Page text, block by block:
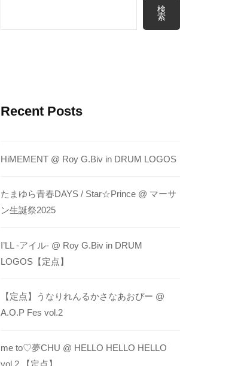
検
索
Recent Posts
HiMEMENT @ Roy G.Biv in DRUM LOGOS
たまゆら青春DAYS / Star☆Prince @ マーサ
ン生誕祭2025
I’LL -アイル- @ Roy G.Biv in DRUM
LOGOS【定点】
【定点】うなりれんるかさなあおぴー @
A.O.P Fes vol.2
me to♡夢CHU @ HELLO HELLO HELLO
vol.2 【定点】